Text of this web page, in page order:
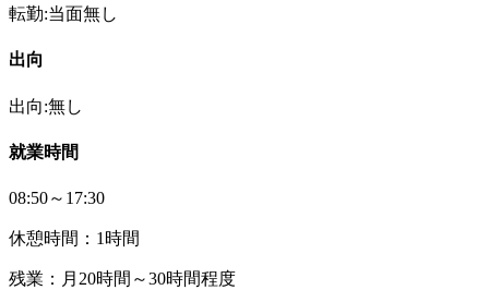
転勤:当面無し
出向
出向:無し
就業時間
08:50～17:30
休憩時間：1時間
残業：月20時間～30時間程度